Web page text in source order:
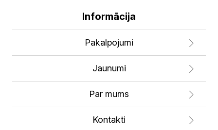
Informācija
Pakalpojumi
Jaunumi
Par mums
Kontakti